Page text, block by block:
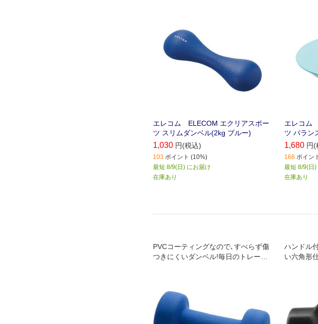
エレコム ELECOM エクリアスポー
ツ スリムダンベル(2kg ブルー)
1,030 円(税込)
103 ポイント (10%)
最短 8/9(日) にお届け
在庫あり
エレコム
ツ バラン
1,680 円(
168 ポイン
最短 8/9(日)
在庫あり
PVCコーティングなので､すべらず傷
つきにくいダンベル!毎日のトレーニ
ハンドル
い六角形